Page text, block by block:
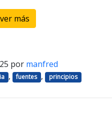
más
por manfred
, fuentes , principios